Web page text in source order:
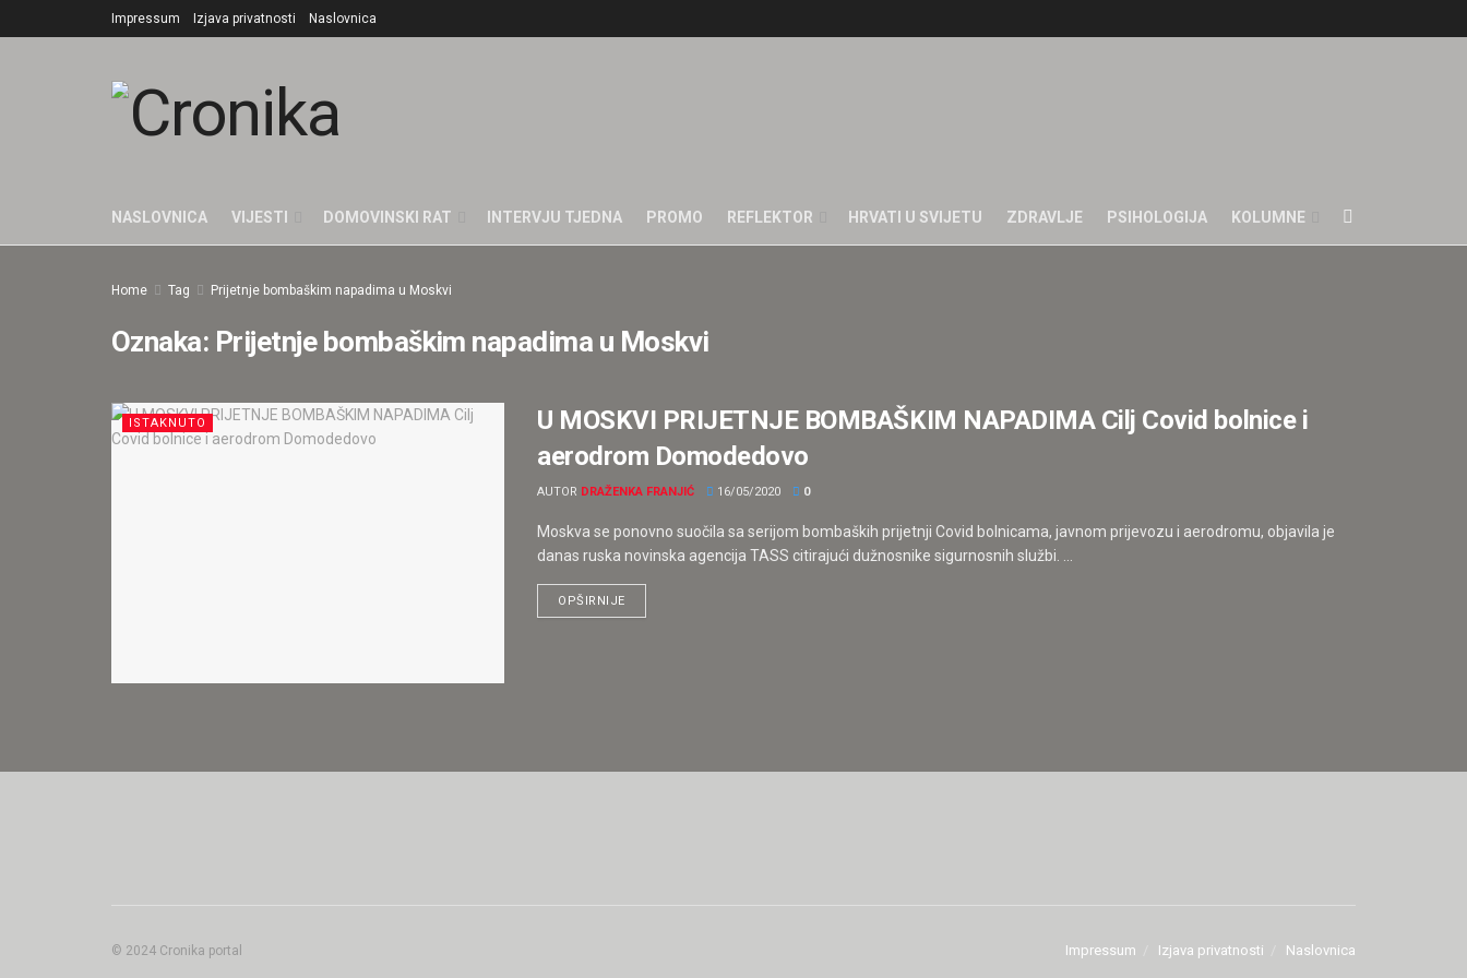
Impressum Izjava privatnosti Naslovnica
NASLOVNICA VIJESTI DOMOVINSKI RAT INTERVJU TJEDNA PROMO REFLEKTOR HRVATI U SVIJETU ZDRAVLJE PSIHOLOGIJA KOLUMNE
Home Tag Prijetnje bombaškim napadima u Moskvi
Oznaka: Prijetnje bombaškim napadima u Moskvi
ISTAKNUTO
U MOSKVI PRIJETNJE BOMBAŠKIM NAPADIMA Cilj Covid bolnice i
aerodrom Domodedovo
AUTOR DRAŽENKA FRANJIĆ 16/05/2020 0
Moskva se ponovno suočila sa serijom bombaških prijetnji Covid bolnicama, javnom prijevozu i aerodromu, objavila je
danas ruska novinska agencija TASS citirajući dužnosnike sigurnosnih službi. ...
OPŠIRNIJE
Impressum Izjava privatnosti Naslovnica
© 2024 Cronika portal